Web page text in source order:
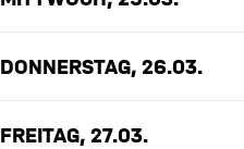
DONNERSTAG, 26.03.
FREITAG, 27.03.